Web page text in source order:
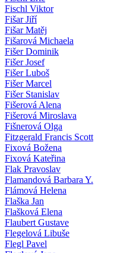
Fischl Viktor
Fišar Jiří
Fišar Matěj
Fišarová Michaela
Fišer Dominik
Fišer Josef
Fišer Luboš
Fišer Marcel
Fišer Stanislav
Fišerová Alena
Fišerová Miroslava
Fišnerová Olga
Fitzgerald Francis Scott
Fixová Božena
Fixová Kateřina
Flak Pravoslav
Flamandová Barbara Y.
Flámová Helena
Flaška Jan
Flašková Elena
Flaubert Gustave
Flegelová Libuše
Flegl Pavel